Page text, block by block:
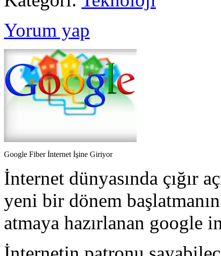
Yorum yap
Google Fiber İnternet İşine Giriyor
İnternet dünyasında çığır
yeni bir dönem
atmaya hazırlanan google